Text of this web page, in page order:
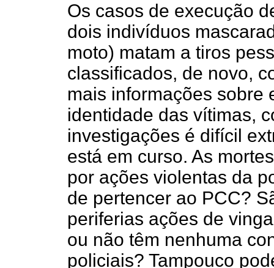
Os casos de execução
dois indivíduos
moto) matam a tiros
classificados, de novo,
mais informações sobre
identidade das vítimas,
investigações é difícil
está em curso. As
por ações violentas da
de pertencer ao PCC?
periferias ações de
ou não têm nenhuma
policiais? Tampouco